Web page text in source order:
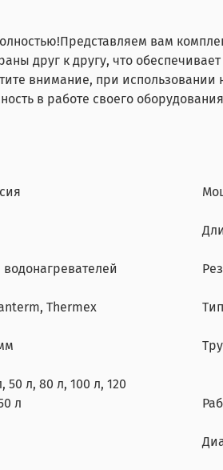
вам
друг к другу, что
внимание, при
в работе своего
водонагревателей
Thermex
50 л, 80 л, 100 л, 120
л